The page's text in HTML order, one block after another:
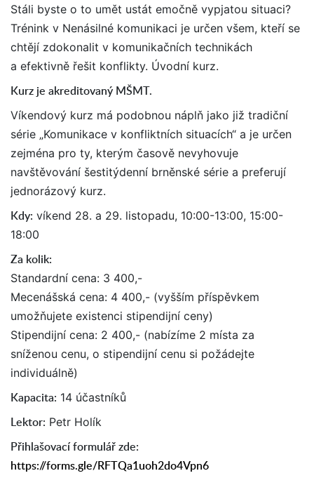
Stáli byste o to umět ustát emočně vypjatou situaci?
Trénink v Nenásilné komunikaci je určen všem, kteří se
chtějí zdokonalit v komunikačních technikách
a efektivně řešit konflikty. Úvodní kurz.
Kurz je akreditovaný MŠMT.
Víkendový kurz má podobnou náplň jako již tradiční
série „Komunikace v konfliktních situacích“ a je určen
zejména pro ty, kterým časově nevyhovuje
navštěvování šestitýdenní brněnské série a preferují
jednorázový kurz.
Kdy: víkend 28. a 29. listopadu, 10:00-13:00, 15:00-
18:00
Za kolik:
Standardní cena: 3 400,-
Mecenášská cena: 4 400,- (vyšším příspěvkem
umožňujete existenci stipendijní ceny)
Stipendijní cena: 2 400,- (nabízíme 2 místa za
sníženou cenu, o stipendijní cenu si požádejte
individuálně)
Kapacita: 14 účastníků
Lektor: Petr Holík
Přihlašovací formulář zde:
https://forms.gle/RFTQa1uoh2do4Vpn6